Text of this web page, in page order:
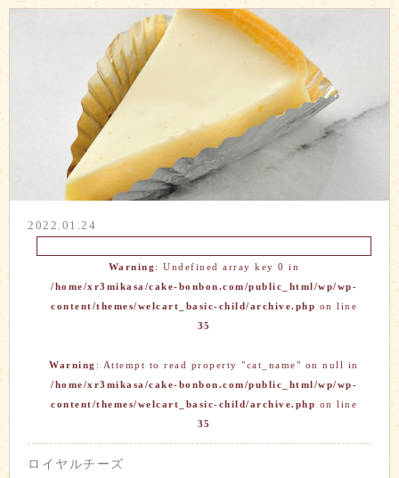
2022.01.24
Warning: Undefined array key 0 in
/home/xr3mikasa/cake-bonbon.com/public_html/wp/wp-
content/themes/welcart_basic-child/archive.php on line
35
Warning : Attempt to read property "cat_name" on null in
/home/xr3mikasa/cake-bonbon.com/public_html/wp/wp-
content/themes/welcart_basic-child/archive.php on line
35
ロイヤルチーズ